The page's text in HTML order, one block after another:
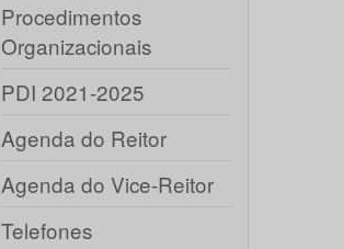
Procedimentos
Organizacionais
PDI 2021-2025
Agenda do Reitor
Agenda do Vice-Reitor
Telefones